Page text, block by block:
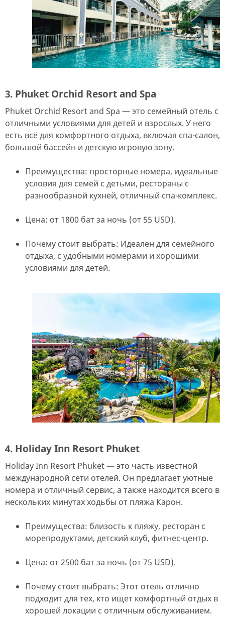
3. Phuket Orchid Resort and Spa
Phuket Orchid Resort and Spa — это семейный отель с
отличными условиями для детей и взрослых. У него
есть всё для комфортного отдыха, включая спа-салон,
большой бассейн и детскую игровую зону.
Преимущества: просторные номера, идеальные
условия для семей с детьми, рестораны с
разнообразной кухней, отличный спа-комплекс.
Цена: от 1800 бат за ночь (от 55 USD).
Почему стоит выбрать: Идеален для семейного
отдыха, с удобными номерами и хорошими
условиями для детей.
4. Holiday Inn Resort Phuket
Holiday Inn Resort Phuket — это часть известной
международной сети отелей. Он предлагает уютные
номера и отличный сервис, а также находится всего в
нескольких минутах ходьбы от пляжа Карон.
Преимущества: близость к пляжу, ресторан с
морепродуктами, детский клуб, фитнес-центр.
Цена: от 2500 бат за ночь (от 75 USD).
Почему стоит выбрать: Этот отель отлично
подходит для тех, кто ищет комфортный отдых в
хорошей локации с отличным обслуживанием.